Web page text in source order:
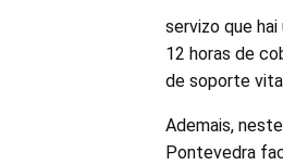
servizo que
12 horas de
de soporte
Ademais,
Pontevedra